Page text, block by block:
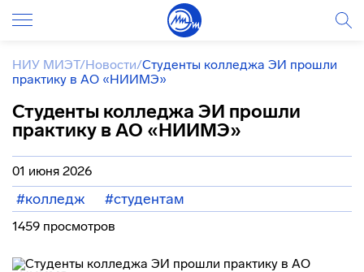
НИУ МИЭТ/Новости/Студенты колледжа ЭИ прошли
практику в АО «НИИМЭ»
Студенты колледжа ЭИ прошли
практику в АО «НИИМЭ»
01 июня 2026
#колледж #студентам
1459 просмотров